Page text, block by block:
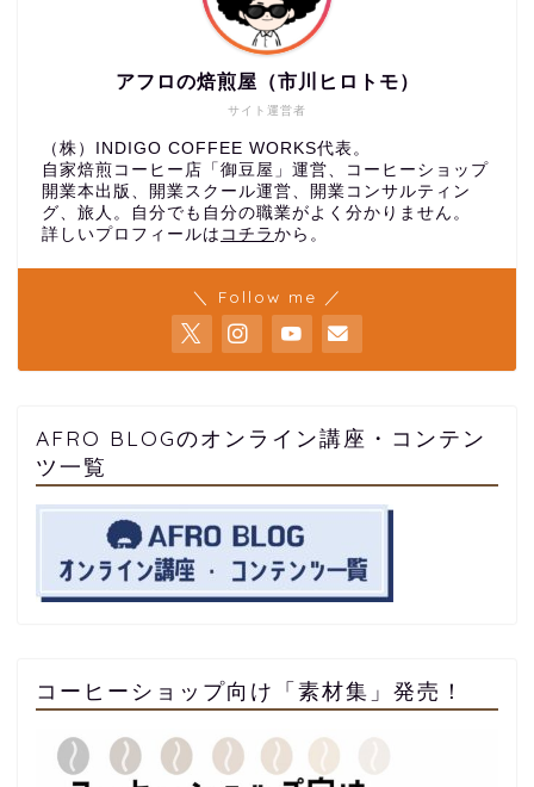
サイト運営者
アフロの焙煎屋（市川ヒロトモ）
（株）INDIGO COFFEE WORKS代表。
自家焙煎コーヒー店「御豆屋」運営、コーヒーショップ
開業本出版、開業スクール運営、開業コンサルティン
グ、旅人。自分でも自分の職業がよく分かりません。
詳しいプロフィールは コチラ から。
＼ Follow me ／
AFRO BLOGのオンライン講座・コンテン
ツ一覧
コーヒーショップ向け「素材集」発売！